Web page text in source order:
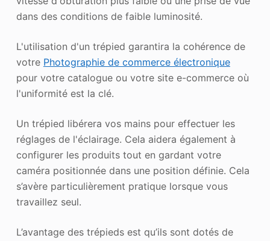
dans des conditions de faible luminosité.
L'utilisation d'un trépied garantira la cohérence de
votre Photographie de commerce électronique
pour votre catalogue ou votre site e-commerce où
l'uniformité est la clé.
Un trépied libérera vos mains pour effectuer les
réglages de l'éclairage. Cela aidera également à
configurer les produits tout en gardant votre
caméra positionnée dans une position définie. Cela
s’avère particulièrement pratique lorsque vous
travaillez seul.
L’avantage des trépieds est qu’ils sont dotés de